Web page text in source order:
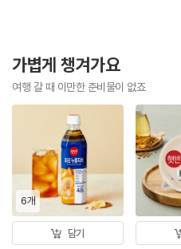
가볍게 챙겨가요
여행 갈 때 이만한 준비물이 없죠
6개
담기